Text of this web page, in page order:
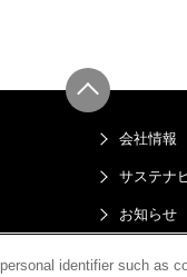
会社情報
サステナ
お知らせ
identifier such as